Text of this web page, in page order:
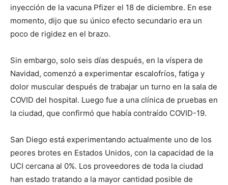
inyección de la vacuna Pfizer el 18 de diciembre. En ese
momento, dijo que su único efecto secundario era un
poco de rigidez en el brazo.
Sin embargo, solo seis días después, en la víspera de
Navidad, comenzó a experimentar escalofríos, fatiga y
dolor muscular después de trabajar un turno en la sala de
COVID del hospital. Luego fue a una clínica de pruebas en
la ciudad, que confirmó que había contraído COVID-19.
San Diego está experimentando actualmente uno de los
peores brotes en Estados Unidos, con la capacidad de la
UCI cercana al 0%. Los proveedores de toda la ciudad
han estado tratando a la mayor cantidad posible de